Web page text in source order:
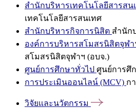
สำนักบริหารเทคโนโลยีสารสน
เทคโนโลยีสารสนเทศ
สำนักบริหารกิจการนิสิต สำนัก
องค์การบริหารสโมสรนิสิตจุฬา
สโมสรนิสิตจุฬาฯ (อบจ.)
ศูนย์การศึกษาทั่วไป ศูนย์การศึ
การประเมินออนไลน์ (MCV) ก
วิจัยและนวัตกรรม